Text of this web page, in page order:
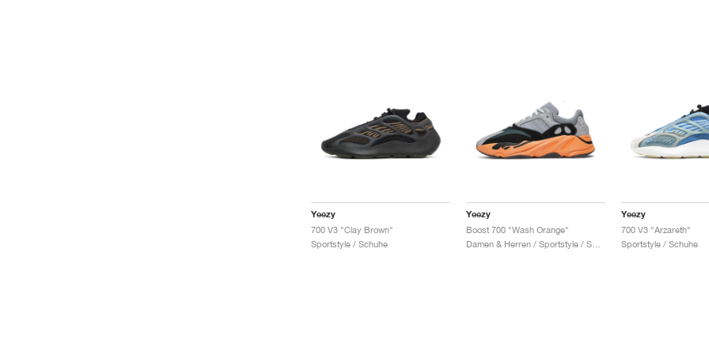
Yeezy
700 V3 "Clay Brown"
Sportstyle / Schuhe
Yeezy
Boost 700 "Wash Orange"
Damen & Herren / Sportstyle / Schuhe
Yeezy
700 V3 "Arzareth"
Sportstyle / Schuhe